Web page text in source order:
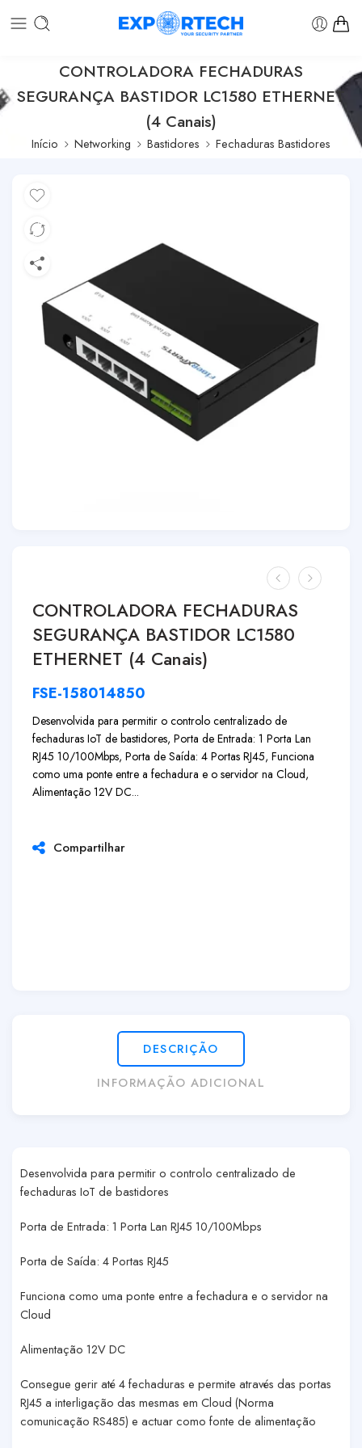
CONTROLADORA FECHADURAS
SEGURANÇA BASTIDOR LC1580 ETHERNET
(4 Canais)
Início Networking Bastidores Fechaduras Bastidores
CONTROLADORA FECHADURAS
SEGURANÇA BASTIDOR LC1580
ETHERNET (4 Canais)
FSE-158014850
Desenvolvida para permitir o controlo centralizado de
fechaduras IoT de bastidores, Porta de Entrada: 1 Porta Lan
RJ45 10/100Mbps, Porta de Saída: 4 Portas RJ45, Funciona
como uma ponte entre a fechadura e o servidor na Cloud,
Alimentação 12V DC...
Compartilhar
DESCRIÇÃO
INFORMAÇÃO ADICIONAL
Desenvolvida para permitir o controlo centralizado de
fechaduras IoT de bastidores
Porta de Entrada: 1 Porta Lan RJ45 10/100Mbps
Porta de Saída: 4 Portas RJ45
Funciona como uma ponte entre a fechadura e o servidor na
Cloud
Alimentação 12V DC
Consegue gerir até 4 fechaduras e permite através das portas
RJ45 a interligação das mesmas em Cloud (Norma
comunicação RS485) e actuar como fonte de alimentação